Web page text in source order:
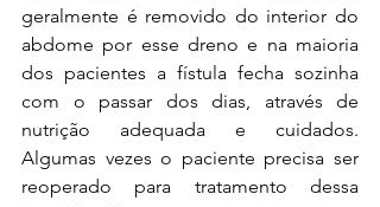
geralmente é removido do interior do
abdome por esse dreno e na maioria
dos pacientes a fístula fecha sozinha
com o passar dos dias, através de
nutrição adequada e cuidados.
Algumas vezes o paciente precisa ser
reoperado para tratamento dessa